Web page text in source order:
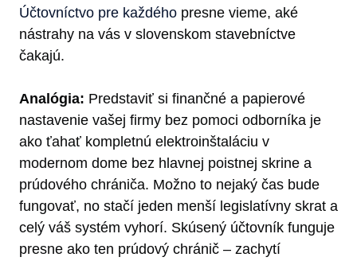
Účtovníctvo pre každého presne vieme, aké
nástrahy na vás v slovenskom stavebníctve
čakajú.
Analógia: Predstaviť si finančné a papierové
nastavenie vašej firmy bez pomoci odborníka je
ako ťahať kompletnú elektroinštaláciu v
modernom dome bez hlavnej poistnej skrine a
prúdového chrániča. Možno to nejaký čas bude
fungovať, no stačí jeden menší legislatívny skrat a
celý váš systém vyhorí. Skúsený účtovník funguje
presne ako ten prúdový chránič – zachytí